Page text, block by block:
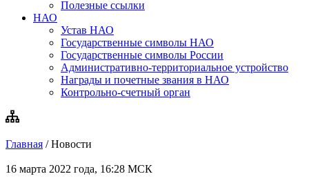
Полезные ссылки
НАО
Устав НАО
Государственные символы НАО
Государственные символы России
Административно-территориальное устройство
Награды и почетные звания в НАО
Контрольно-счетный орган
Главная /Новости
16 марта 2022 года, 16:28 МСК